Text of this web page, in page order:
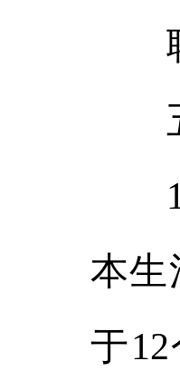
联
五
1.
本生
于